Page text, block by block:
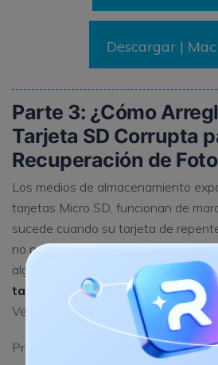
Descargar | Mac
Parte 3: ¿Cómo
Tarjeta SD Corrupta
Recuperación de
Los medios de almacenamiento
tarjetas Micro SD, funcionan de
sucede cuando su tarjeta de
no puede leer ni ver ningún dato?
algunas soluciones útiles para
tarjeta SD corruptay restaurar
Veamos algunos de estas.
Primero, para verificar si su tarjeta